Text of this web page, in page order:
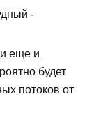
-
еще и
будет
потоков от